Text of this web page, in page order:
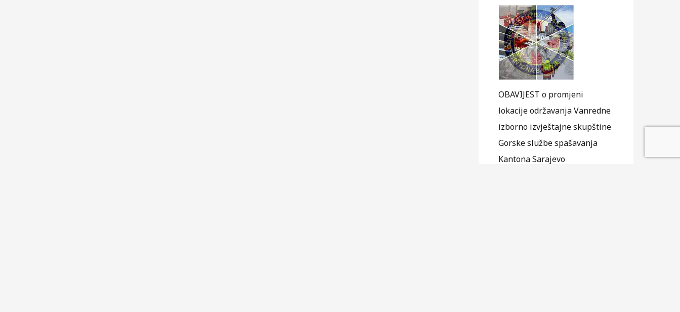
OBAVIJEST o promjeni
lokacije održavanja Vanredne
izborno izvještajne skupštine
Gorske službe spašavanja
Kantona Sarajevo